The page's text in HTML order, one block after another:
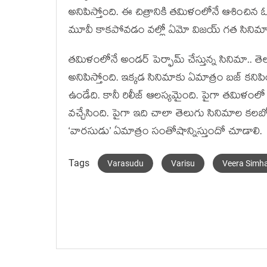
అనిపిస్తోంది. ఈ చిత్రానికి తమిళంలోనే ఆశించిన
మూవీ కాకపోవడం వల్లో ఏమో విజయ్ గత
తమిళంలోనే అండర్ పెర్ఫామ్ చేస్తున్న సినిమా..
అనిపిస్తోంది. ఇక్కడ సినిమాకు ఏమాత్రం బజ్
ఉండేది. కానీ రిలీజ్ ఆలస్యమైంది. పైగా తమిళంలో
వచ్చేసింది. పైగా ఇది చాలా తెలుగు సినిమాల
‘వారసుడు’ ఏమాత్రం సంతోషాన్నిస్తుందో చూడాలి.
Tags Varasudu Varisu Veera